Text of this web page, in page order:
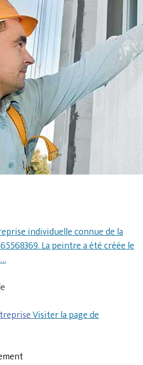
individuelle connue de la
La peintre a été créée le
Visiter la page de